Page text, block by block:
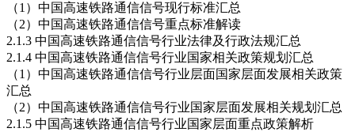
（1）中国高速铁路通信信号现行标准汇总
（2）中国高速铁路通信信号重点标准解读
2.1.3 中国高速铁路通信信号行业法律及行政法规汇总
2.1.4 中国高速铁路通信信号行业国家相关政策规划汇总
（1）中国高速铁路通信信号行业层面国家层面发展相关政策
汇总
（2）中国高速铁路通信信号行业国家层面发展相关规划汇总
2.1.5 中国高速铁路通信信号行业国家层面重点政策解析